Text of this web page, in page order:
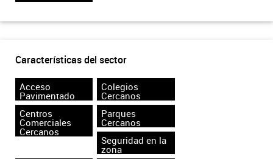
Características del sector
Acceso
Pavimentado
Colegios
Cercanos
Centros
Comerciales
Cercanos
Parques
Cercanos
Seguridad en la
zona